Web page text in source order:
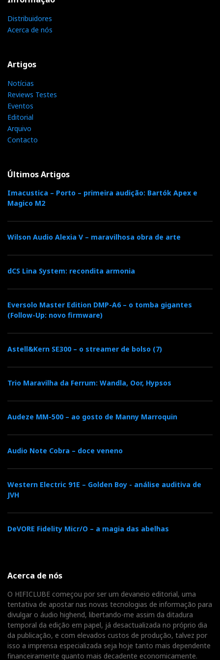
Categorias:amplificadores|transistores|
Like it? Share it.
F
a
e
b
o
o
T
w
t
t
e
r
o
g
l
+
i
e
P
n
t
r
s
Distribuidores
Acerca de nós
Artigos
Notícias
Reviews Testes
Eventos
Editorial
Arquivo
Contacto
Últimos Artigos
Imacustica – Porto – primeira audição: Bartók Apex e
Magico M2
Wilson Audio Alexia V – maravilhosa obra de arte
dCS Lina System: recondita armonia
Eversolo Master Edition DMP-A6 – o tomba gigantes
(Follow-Up: novo firmware)
Astell&Kern SE300 – o streamer de bolso (7)
Trio Maravilha da Ferrum: Wandla, Oor, Hypsos
Audeze MM-500 – ao gosto de Manny Marroquin
Audio Note Cobra – doce veneno
Western Electric 91E – Golden Boy - análise auditiva de
JVH
DeVORE Fidelity Micr/O – a magia das abelhas
Acerca de nós
O HIFICLUBE começou por ser um devaneio editorial, uma
tentativa de apostar nas novas tecnologias de informação para
divulgar o áudio highend, libertando-me assim da ditadura
temporal da edição em papel, já desactualizada no próprio dia
da publicação, e com elevados custos de produção, talvez por
isso a imprensa especializada seja hoje tanto mais dependente
financeiramente quanto mais decadente economicamente.